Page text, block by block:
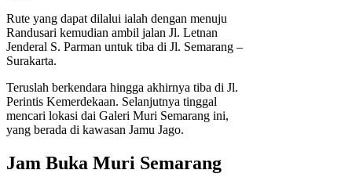
Rute yang dapat dilalui ialah dengan menuju
Randusari kemudian ambil jalan Jl. Letnan
Jenderal S. Parman untuk tiba di Jl. Semarang –
Surakarta.
Teruslah berkendara hingga akhirnya tiba di Jl.
Perintis Kemerdekaan. Selanjutnya tinggal
mencari lokasi dai Galeri Muri Semarang ini,
yang berada di kawasan Jamu Jago.
Jam Buka Muri Semarang